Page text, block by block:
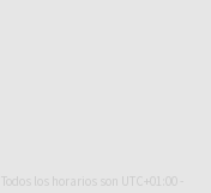
- Todos los horarios son UTC+01:00